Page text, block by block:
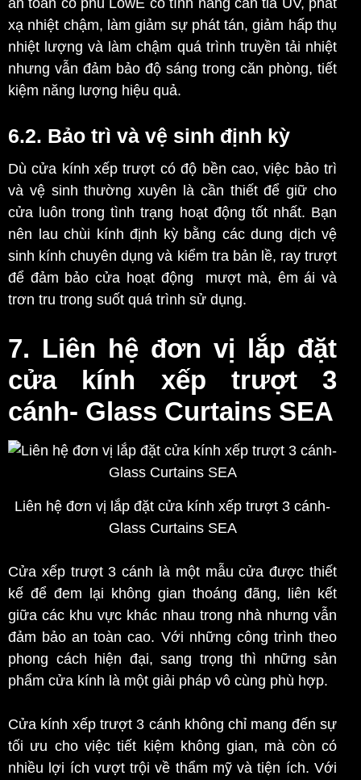
an toàn có phủ LowE có tính năng cản tia UV, phát
xạ nhiệt chậm, làm giảm sự phát tán, giảm hấp thụ
nhiệt lượng và làm chậm quá trình truyền tải nhiệt
nhưng vẫn đảm bảo độ sáng trong căn phòng, tiết
kiệm năng lượng hiệu quả.
6.2. Bảo trì và vệ sinh định kỳ
Dù cửa kính xếp trượt có độ bền cao, việc bảo trì
và vệ sinh thường xuyên là cần thiết để giữ cho
cửa luôn trong tình trạng hoạt động tốt nhất. Bạn
nên lau chùi kính định kỳ bằng các dung dịch vệ
sinh kính chuyên dụng và kiểm tra bản lề, ray trượt
để đảm bảocửa hoạt động mượt mà, êm ái và
trơn tru trong suốt quá trình sử dụng.
7. Liên hệ đơn vị lắp đặt
cửa kính xếp trượt 3
cánh- Glass Curtains SEA
Liên hệ đơn vị lắp đặt cửa kính xếp trượt 3 cánh-
Glass Curtains SEA
Cửa xếp trượt 3 cánh là một mẫu cửa được thiết
kế để đem lại không gian thoáng đãng, liên kết
giữa các khu vực khác nhau trong nhà nhưng vẫn
đảm bảo an toàn cao. Với những công trình theo
phong cách hiện đại, sang trọng thì những sản
phẩm cửa kính là một giải pháp vô cùng phù hợp.
Cửa kính xếp trượt 3 cánh không chỉ mang đến sự
tối ưu cho việc tiết kiệm không gian, mà còn có
nhiều lợi ích vượt trội về thẩm mỹ và tiện ích. Với